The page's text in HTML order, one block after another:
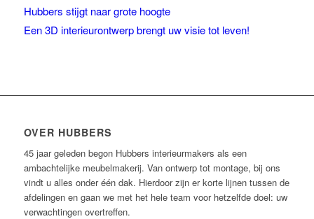
Hubbers stijgt naar grote hoogte
Een 3D interieurontwerp brengt uw visie tot leven!
OVER HUBBERS
45 jaar geleden begon Hubbers interieurmakers als een
ambachtelijke meubelmakerij. Van ontwerp tot montage, bij ons
vindt u alles onder één dak. Hierdoor zijn er korte lijnen tussen de
afdelingen en gaan we met het hele team voor hetzelfde doel: uw
verwachtingen overtreffen.